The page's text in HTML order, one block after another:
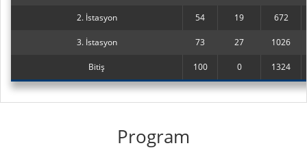
2. İstasyon 54 19 672
3. İstasyon 73 27 1026
Bitiş 100 0 1324
Program